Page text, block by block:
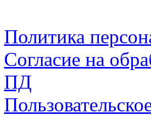
Политика
Согласие на
ПД